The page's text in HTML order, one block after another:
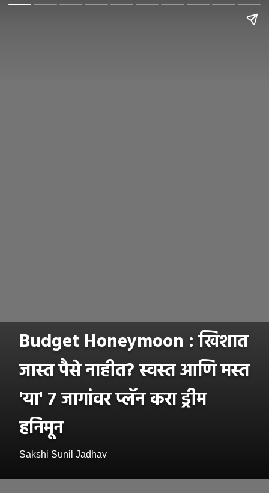
Budget Honeymoon : खिशात
जास्त पैसे नाहीत? स्वस्त आणि मस्त
'या' ७ जागांवर प्लॅन करा ड्रीम
हनिमून
Sakshi Sunil Jadhav